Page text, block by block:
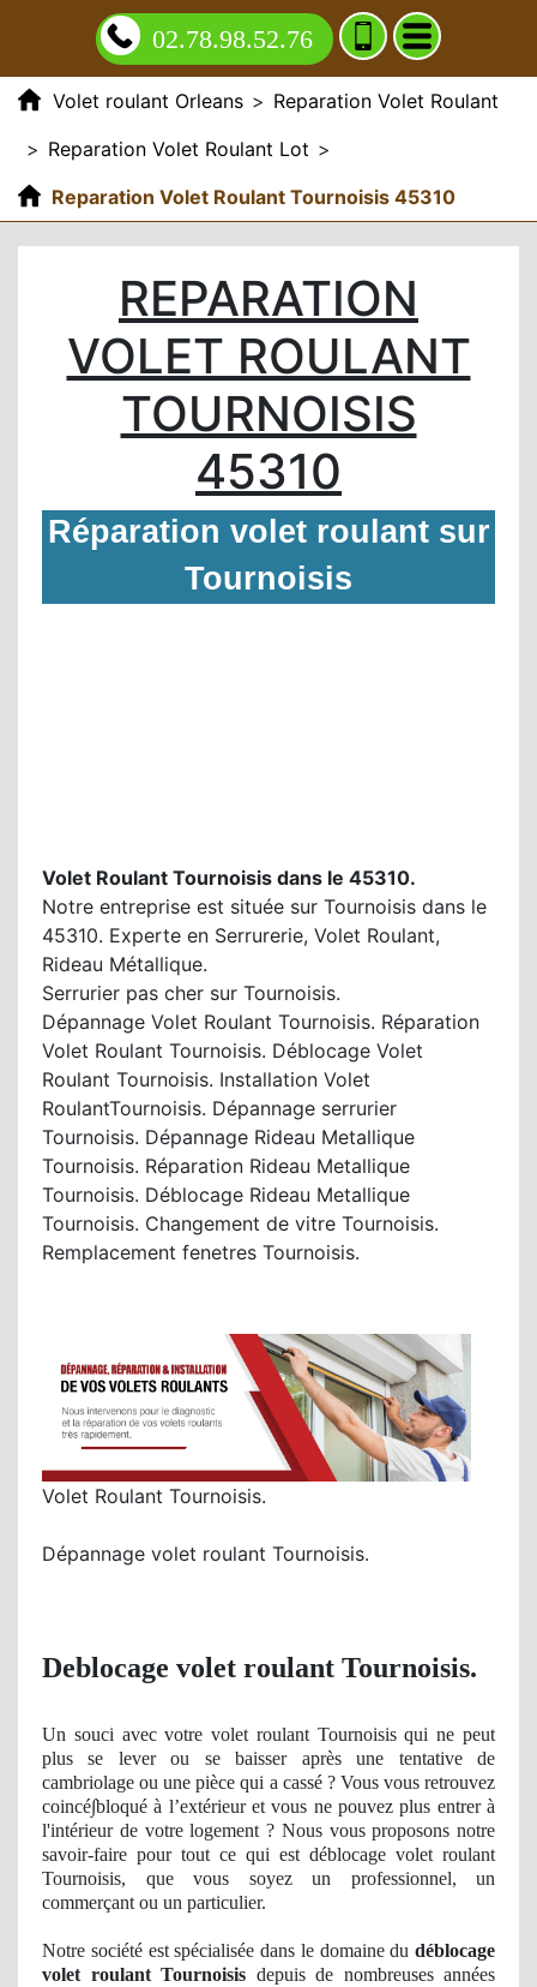
02.78.98.52.76
Volet roulant Orleans > Reparation Volet Roulant
> Reparation Volet Roulant Lot >
Reparation Volet Roulant Tournoisis 45310
REPARATION
VOLET ROULANT
TOURNOISIS
45310
Réparation volet roulant sur
Tournoisis
Volet Roulant Tournoisis dans le 45310.
Notre entreprise est située sur Tournoisis dans le
45310. Experte en Serrurerie, Volet Roulant,
Rideau Métallique.
Serrurier pas cher sur Tournoisis.
Dépannage Volet Roulant Tournoisis. Réparation
Volet Roulant Tournoisis. Déblocage Volet
Roulant Tournoisis. Installation Volet
RoulantTournoisis. Dépannage serrurier
Tournoisis. Dépannage Rideau Metallique
Tournoisis. Réparation Rideau Metallique
Tournoisis. Déblocage Rideau Metallique
Tournoisis. Changement de vitre Tournoisis.
Remplacement fenetres Tournoisis.
Volet Roulant Tournoisis.
Dépannage volet roulant Tournoisis.
Deblocage volet roulant Tournoisis.
Un souci avec votre volet roulant Tournoisis qui ne peut
plus se leverou sebaisser après une tentative de
cambriolage ou une pièce qui a cassé ? Vous vous retrouvez
coincé∫bloqué à l’extérieur et vous ne pouvez plus entrer à
l'intérieur de votre logement ? Nous vous proposons notre
savoir-faire pour tout ce qui est déblocage volet roulant
Tournoisis, que vous soyez un professionnel, un
commerçant ou un particulier.
Notre société est spécialisée dans le domaine du déblocage
volet roulant Tournoisis depuis de nombreuses années